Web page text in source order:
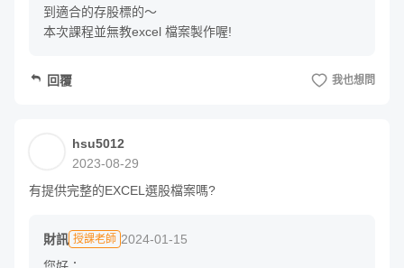
選股是所有投資人最關心的問題，這個單元我們會介紹存股
的六大指標，讓學員們了解哪些是適合長線持有的好公司。
三、如何利用工具，篩選出優質標的？
到適合的存股標的～
本次課程並無教excel 檔案製作喔!
回覆 我也想問
hsu5012
2023-08-29
有提供完整的EXCEL選股檔案嗎?
財訊 授課老師 2024-01-15